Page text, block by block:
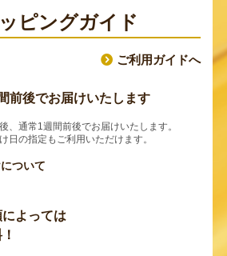
ピングガイド
ご利用ガイドへ
前後でお届けいたします
、通常1週間前後でお届けいたします。
日の指定もご利用いただけます。
ついて
よっては